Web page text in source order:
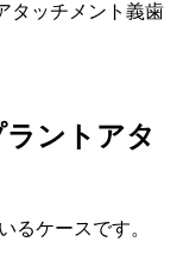
ッチメント義歯
ントアタ
るケースです。